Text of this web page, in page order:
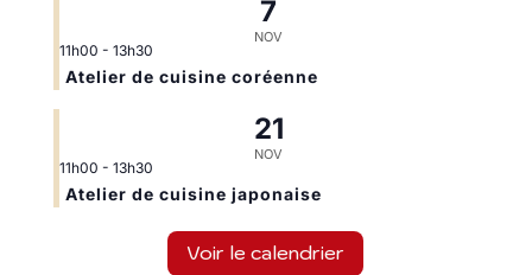
7
NOV
11h00 - 13h30
Atelier de cuisine coréenne
21
NOV
11h00 - 13h30
Atelier de cuisine japonaise
Voir le calendrier